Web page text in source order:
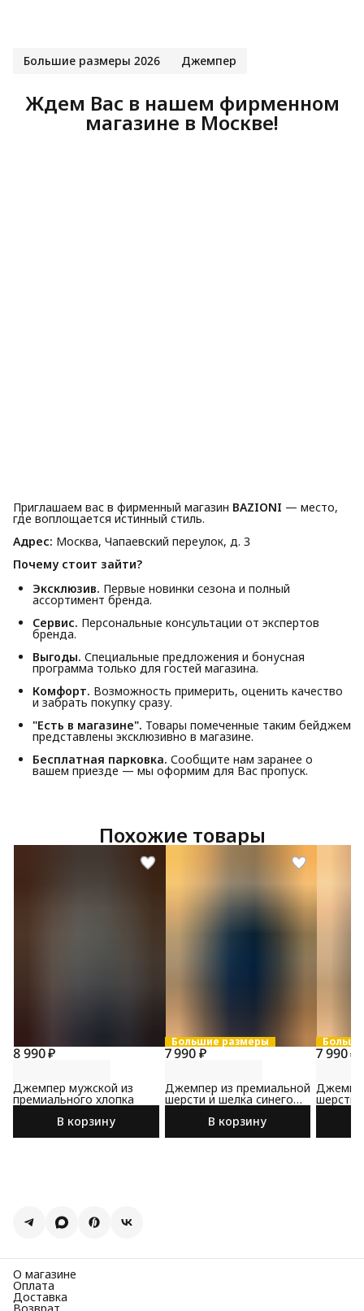
Большие размеры 2026 Джемпер
Ждем Вас в нашем фирменном
магазине в Москве!
Приглашаем вас в фирменный магазин BAZIONI — место,
где воплощается истинный стиль.
Адрес: Москва, Чапаевский переулок, д. 3
Почему стоит зайти?
Эксклюзив. Первые новинки сезона и полный
ассортимент бренда.
Сервис. Персональные консультации от экспертов
бренда.
Выгоды. Специальные предложения и бонусная
программа только для гостей магазина.
Комфорт. Возможность примерить, оценить качество
и забрать покупку сразу.
"Есть в магазине". Товары помеченные таким бейджем
представлены эксклюзивно в магазине.
Бесплатная парковка. Сообщите нам заранее о
вашем приезде — мы оформим для Вас пропуск.
Похожие товары
8 990 ₽
Джемпер мужской из
премиального хлопка
В корзину
Большие размеры
7 990 ₽
Джемпер из премиальной
шерсти и шелка синего
В корзину
7 990 ₽
шерсти
О магазине
Оплата
Доставка